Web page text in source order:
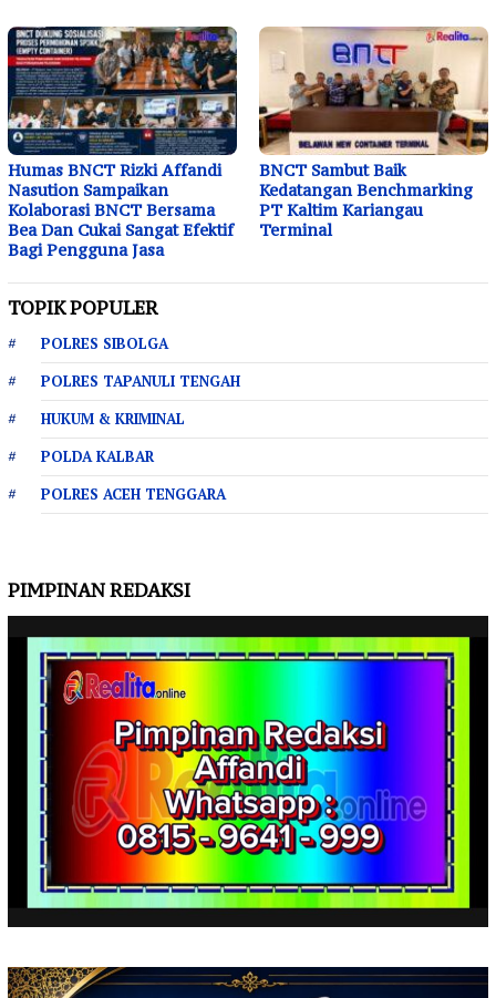
Humas BNCT Rizki Affandi
Nasution Sampaikan
Kolaborasi BNCT Bersama
Bea Dan Cukai Sangat Efektif
Bagi Pengguna Jasa
BNCT Sambut Baik
Kedatangan Benchmarking
PT Kaltim Kariangau
Terminal
TOPIK POPULER
POLRES SIBOLGA
POLRES TAPANULI TENGAH
HUKUM & KRIMINAL
POLDA KALBAR
POLRES ACEH TENGGARA
PIMPINAN REDAKSI